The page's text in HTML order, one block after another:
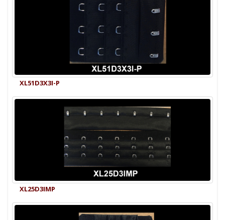
XL51D3X3I-P
XL25D3IMP